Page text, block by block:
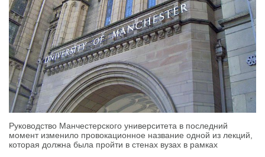
Руководство Манчестерского университета в последний
момент изменило провокационное название одной из лекций,
которая должна была пройти в стенах вузах в рамках